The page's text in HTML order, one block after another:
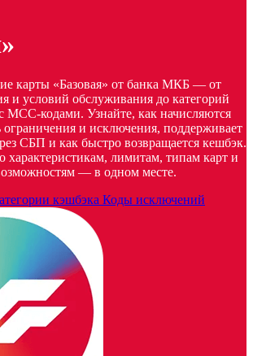
карты «Базовая» от банка МКБ — от
и условий обслуживания до категорий
MCC-кодами. Узнайте, как начисляются
ограничения и исключения, поддерживает
СБП и как быстро возвращается кешбэк.
характеристикам, лимитам, типам карт и
— в одном месте.
кэшбэка Коды исключений